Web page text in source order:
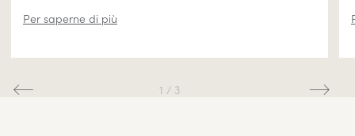
Per saperne di più
1 / 3